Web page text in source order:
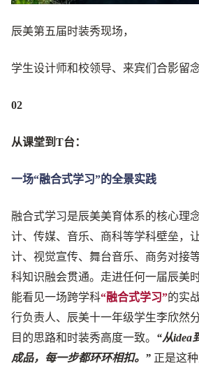
辰美第五届时装秀现场，
学生设计师和校领导、来宾们合影留
02
从课堂到T台：
一场“融合式学习”的全景实践
融合式学习是辰美美育体系的核心理
计、传媒、音乐、商科等学科壁垒，
计、视觉宣传、舞台音乐、商务对接
科知识融会贯通。走进任何一届辰美
能看见一场跨学科“融合式学习”的实
行负责人、辰美十一年级学生李欣然
目的思路和时装秀高度一致。 “从idea
成品，每一步都环环相扣。” 正是这